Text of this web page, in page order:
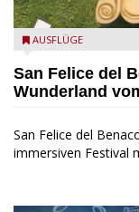
San Felice del
AUSFLÜGE
San Felice del
Wunderland
San Felice del
immersiven Festival